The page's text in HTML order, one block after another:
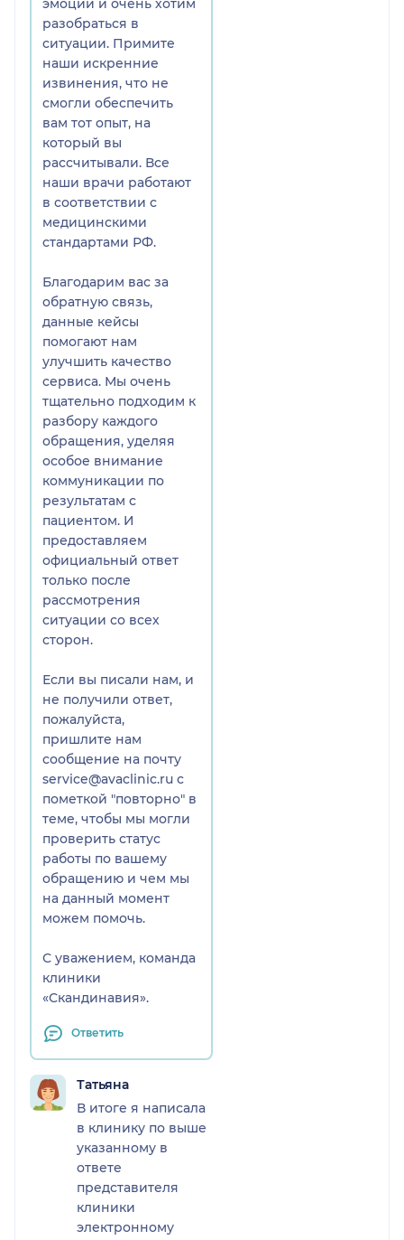
МРТ с контрастом органов
малого таза. Расшифровку
делал Халиков А.Д. Я
осталась не очень
довольна этим описанием,
на волнующие меня
вопросы я ответов не
получила. Информацией,
которую я от вас получила,
я и так владею из
неоднократно
проведенных мне УЗИ-
решила сделать МРТ на
аппарате 3 тесла с
контрастом в Вашей
клинике.
Три года назад мне была
проведена полостная
операция с целью
удаления двух больших
интрамуральных миом,
находящихся в толще
матки без вскрытия
полости матки. На
неоднократных УЗИ,
которые я делала после
операционного
вмешательства в
нескольких мед центрах,
мне не смогли дать
точное описание, что
удаленных миом (полип,
рубец?). Халиков А.Д.
пишет, что в задней
стенке матки выявлена
зона послеоперационных
изменений размером
19*20 мм. Я хотела бы
получить подробное
описание этого участка:
-что это за зона
(грануляция, полип и т.д.)?
где она находится (в
толще матки или внутри
заключение УЗИ, которые
я делала до МРТ, зона
увеличилась на 1 см.
рубец?
Также не расписан
фолликулярный аппарат
яичников. Оперативное
вмешательство было на
левом яичнике, на
котором была маленькая
эндометриоидная киста 2
см без динамики роста. До
операции яичник
полноценно работал, в
разобраться в
ситуации. Примите
наши искренние
извинения, что не
смогли обеспечить
вам тот опыт, на
который вы
рассчитывали. Все
наши врачи работают
в соответствии с
медицинскими
стандартами РФ.
Благодарим вас за
обратную связь,
данные кейсы
помогают нам
улучшить качество
сервиса. Мы очень
тщательно подходим к
разбору каждого
обращения, уделяя
особое внимание
коммуникации по
результатам с
пациентом. И
предоставляем
официальный ответ
только после
рассмотрения
ситуации со всех
сторон.
Если вы писали нам, и
не получили ответ,
пожалуйста,
пришлите нам
сообщение на почту
service@avaclinic.ru с
пометкой "повторно" в
теме, чтобы мы могли
проверить статус
работы по вашему
обращению и чем мы
на данный момент
можем помочь.
С уважением, команда
клиники
«Скандинавия».
Ответить
Татьяна
В итоге я написала
в клинику по выше
указанному в
ответе
представителя
клиники
электронному